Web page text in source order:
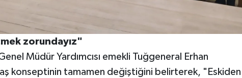
zorundayız"
Müdür Yardımcısı emekli Tuğgeneral Erhan
konseptinin tamamen değiştiğini belirterek, "Eskiden